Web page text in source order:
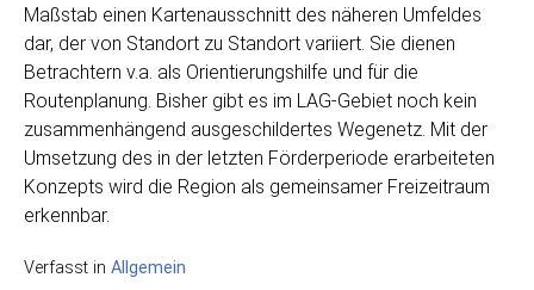
Maßstab einen Kartenausschnitt des näheren Umfeldes
dar, der von Standort zu Standort variiert. Sie dienen
Betrachtern v.a. als Orientierungshilfe und für die
Routenplanung. Bisher gibt es im LAG-Gebiet noch kein
zusammenhängend ausgeschildertes Wegenetz. Mit der
Umsetzung des in der letzten Förderperiode erarbeiteten
Konzepts wird die Region als gemeinsamer Freizeitraum
erkennbar.
Verfasst in Allgemein